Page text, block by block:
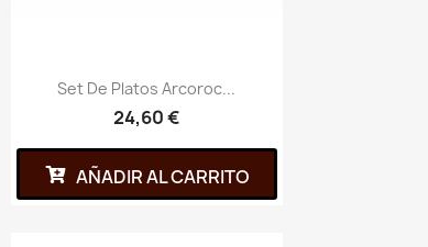
Set De Platos Arcoroc...
24,60 €
AÑADIR AL CARRITO